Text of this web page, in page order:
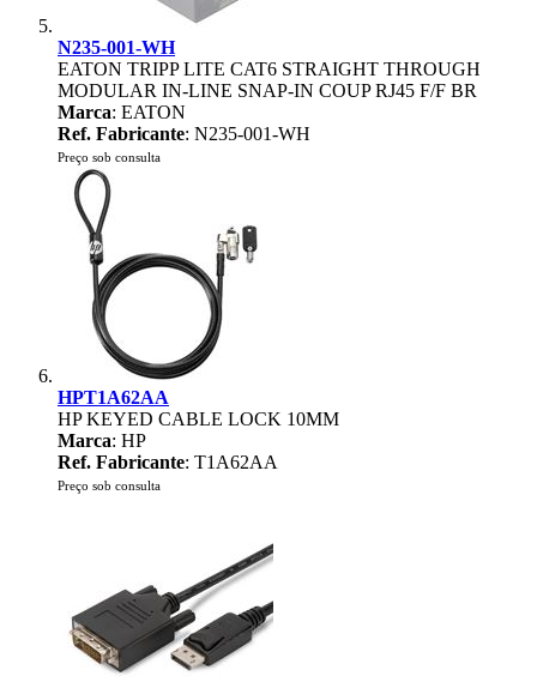
N235-001-WH
EATON TRIPP LITE CAT6 STRAIGHT THROUGH
MODULAR IN-LINE SNAP-IN COUP RJ45 F/F BR
Marca: EATON
Ref. Fabricante: N235-001-WH
Preço sob consulta
HPT1A62AA
HP KEYED CABLE LOCK 10MM
Marca: HP
Ref. Fabricante: T1A62AA
Preço sob consulta